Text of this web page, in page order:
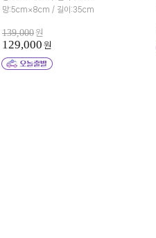
망:5cm×8cm / 길이:35cm
139,000원
129,000원